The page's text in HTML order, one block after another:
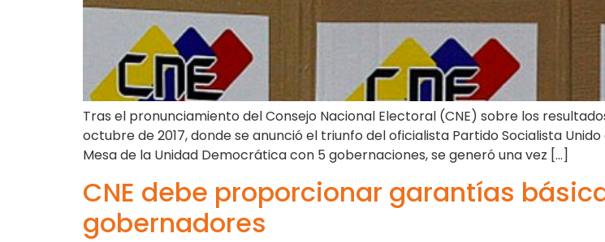
Tras el pronunciamiento del Consejo Nacional Electoral (CNE) sobre los
octubre de 2017, donde se anunció el triunfo del oficialista Partido Socialista
Mesa de la Unidad Democrática con 5 gobernaciones, se generó una vez […]
CNE debe proporcionar garantías
gobernadores